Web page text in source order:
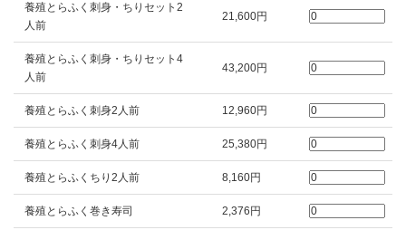
養殖とらふく刺身・ちりセット2
人前
21,600円
養殖とらふく刺身・ちりセット4
人前
43,200円
養殖とらふく刺身2人前 12,960円
養殖とらふく刺身4人前 25,380円
養殖とらふくちり2人前 8,160円
養殖とらふく巻き寿司 2,376円